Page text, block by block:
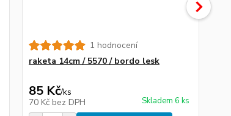
1 hodnocení
raketa 14cm / 5570 / bordo lesk
85 Kč/ks
70 Kč bez DPH Skladem 6 ks